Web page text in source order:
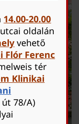
is tud
14.00-20.00
oldalán
vehető
Flór Ferenc
tér
Klinikai
78/A)